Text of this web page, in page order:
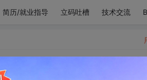
简历/就业指导 立码吐槽 技术交流
是元气风，也不是欧美